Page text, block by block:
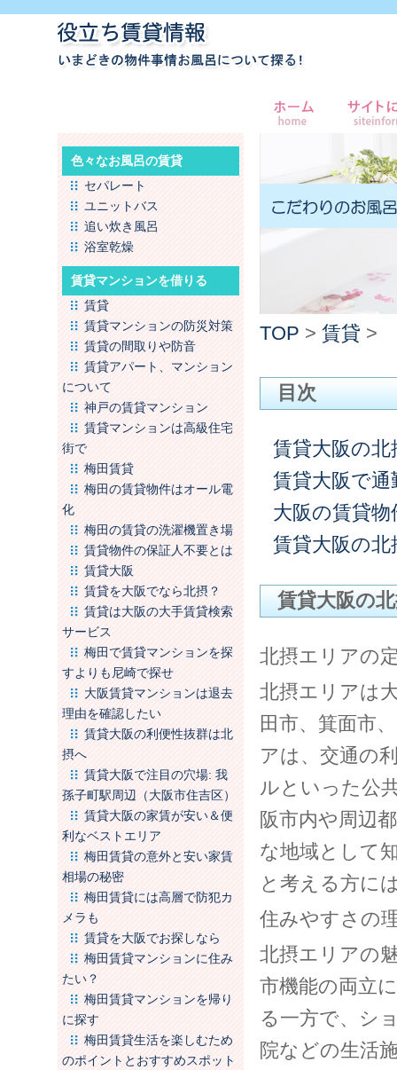
色々なお風呂の賃貸
セパレート
ユニットバス
追い炊き風呂
浴室乾燥
賃貸マンションを借りる
賃貸
賃貸マンションの防災対策
賃貸の間取りや防音
賃貸アパート、マンション
について
神戸の賃貸マンション
賃貸マンションは高級住宅
街で
梅田賃貸
梅田の賃貸物件はオール電
化
梅田の賃貸の洗濯機置き場
賃貸物件の保証人不要とは
賃貸大阪
賃貸を大阪でなら北摂？
賃貸は大阪の大手賃貸検索
サービス
梅田で賃貸マンションを探
すよりも尼崎で探せ
大阪賃貸マンションは退去
理由を確認したい
賃貸大阪の利便性抜群は北
摂へ
賃貸大阪で注目の穴場: 我
孫子町駅周辺（大阪市住吉区）
賃貸大阪の家賃が安い＆便
利なベストエリア
梅田賃貸の意外と安い家賃
相場の秘密
梅田賃貸には高層で防犯カ
メラも
賃貸を大阪でお探しなら
梅田賃貸マンションに住み
たい？
梅田賃貸マンションを帰り
に探す
梅田賃貸生活を楽しむため
のポイントとおすすめスポット
TOP > 賃貸 >
目次
賃貸大阪の
賃貸大阪で
大阪の賃貸
賃貸大阪の
賃貸大阪の
北摂エリアの
北摂エリアは
田市、箕面市
アは、交通の
ルといった公
阪市内や周辺
な地域として
と考える方に
住みやすさの
北摂エリアの
市機能の両立
る一方で、シ
院などの生活